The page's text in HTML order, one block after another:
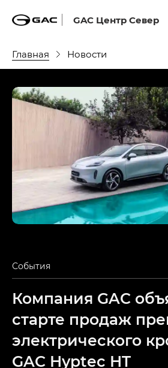
GAC Центр Север
Главная Новости
События
Компания GAC
старте продаж
электрического
GAC Hyptec HT